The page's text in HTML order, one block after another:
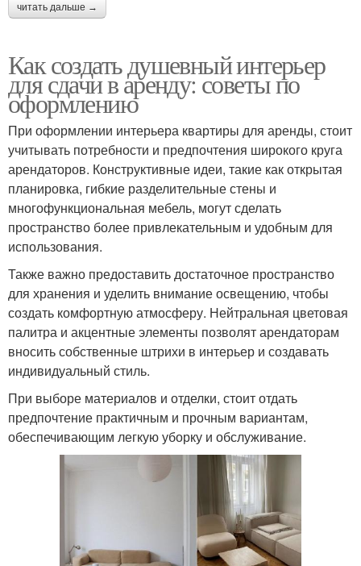
читать дальше →
Как создать душевный интерьер
для сдачи в аренду: советы по
оформлению
При оформлении интерьера квартиры для аренды, стоит
учитывать потребности и предпочтения широкого круга
арендаторов. Конструктивные идеи, такие как открытая
планировка, гибкие разделительные стены и
многофункциональная мебель, могут сделать
пространство более привлекательным и удобным для
использования.
Также важно предоставить достаточное пространство
для хранения и уделить внимание освещению, чтобы
создать комфортную атмосферу. Нейтральная цветовая
палитра и акцентные элементы позволят арендаторам
вносить собственные штрихи в интерьер и создавать
индивидуальный стиль.
При выборе материалов и отделки, стоит отдать
предпочтение практичным и прочным вариантам,
обеспечивающим легкую уборку и обслуживание.